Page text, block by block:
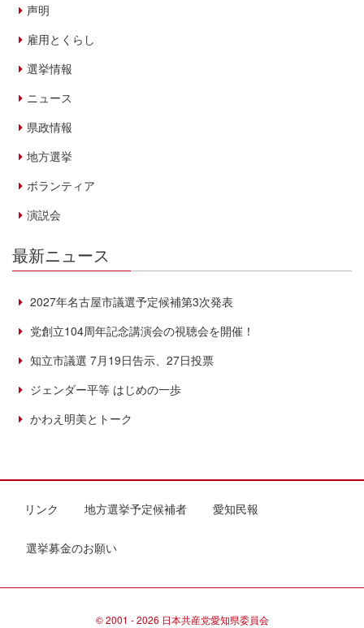
声明
雇用とくらし
選挙情報
ニュース
県政情報
地方選挙
ボランティア
演説会
最新ニュース
2027年名古屋市議選予定候補第3次発表
党創立104周年記念講演会の視聴会を開催！
知立市議選 7月19日告示、27日投票
ジェンダー平等 はじめの一歩
かわえ明美とトーク
リンク 地方選挙予定候補者 愛知民報
選挙募金のお願い
© 2001 - 2026 日本共産党愛知県委員会